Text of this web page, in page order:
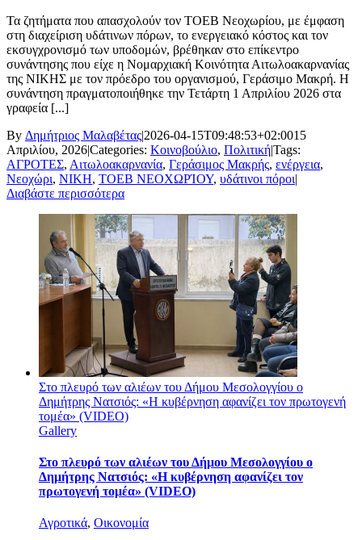
Τα ζητήματα που απασχολούν τον ΤΟΕΒ Νεοχωρίου, με έμφαση
στη διαχείριση υδάτινων πόρων, το ενεργειακό κόστος και τον
εκσυγχρονισμό των υποδομών, βρέθηκαν στο επίκεντρο
συνάντησης που είχε η Νομαρχιακή Κοινότητα Αιτωλοακαρνανίας
της ΝΙΚΗΣ με τον πρόεδρο του οργανισμού, Γεράσιμο Μακρή. Η
συνάντηση πραγματοποιήθηκε την Τετάρτη 1 Απριλίου 2026 στα
γραφεία [...]
By Δημήτριος Μαλαβέτας|2026-04-15T09:48:53+02:0015
Απριλίου, 2026|Categories: Κοινοβούλιο, Πολιτική|Tags:
ΑΓΡΟΤΕΣ, Αιτωλοακαρνανία, Γεράσιμος Μακρής, ενέργεια,
Νεοχώρι, ΝΙΚΗ, ΤΟΕΒ ΝΕΟΧΩΡΊΟΥ, υδάτινοι πόροι|
Διαβάστε περισσότερα
Στο πλευρό των αλιέων του Δήμου Μεσολογγίου ο
Δημήτρης Νατσιός: «Η κυβέρνηση αφανίζει τον πρωτογενή
τομέα» (VIDEO)
Gallery
Στο πλευρό των αλιέων του Δήμου Μεσολογγίου ο
Δημήτρης Νατσιός: «Η κυβέρνηση αφανίζει τον
πρωτογενή τομέα» (VIDEO)
Αγροτικά, Οικονομία